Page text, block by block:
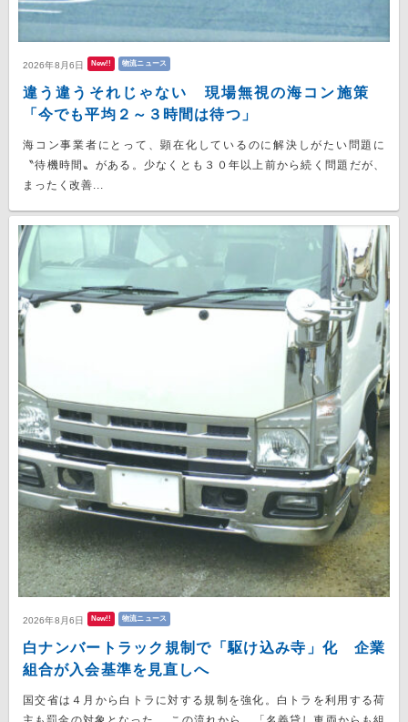
2026年8月6日 New!! 物流ニュース
違う違うそれじゃない 現場無視の海コン施策
「今でも平均２～３時間は待つ」
海コン事業者にとって、顕在化しているのに解決しがたい問題に
〝待機時間〟がある。少なくとも３０年以上前から続く問題だが、
まったく改善...
2026年8月6日 New!! 物流ニュース
白ナンバートラック規制で「駆け込み寺」化 企業
組合が入会基準を見直しへ
国交省は４月から白トラに対する規制を強化。白トラを利用する荷